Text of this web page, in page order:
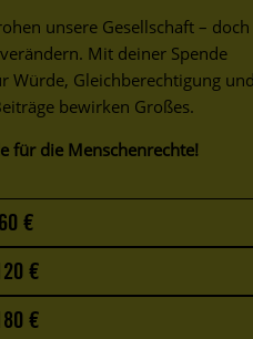
unsere Gesellschaft – doch
Mit deiner Spende
Würde, Gleichberechtigung
bewirken Großes.
für die Menschenrechte!
60 €
€
€